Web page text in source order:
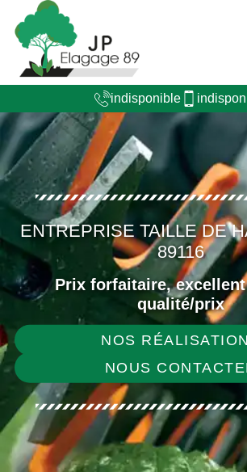
indisponible
ENTREPRISE TAILLE DE
89116
Prix forfaitaire,
qualité/prix
NOS
NOUS